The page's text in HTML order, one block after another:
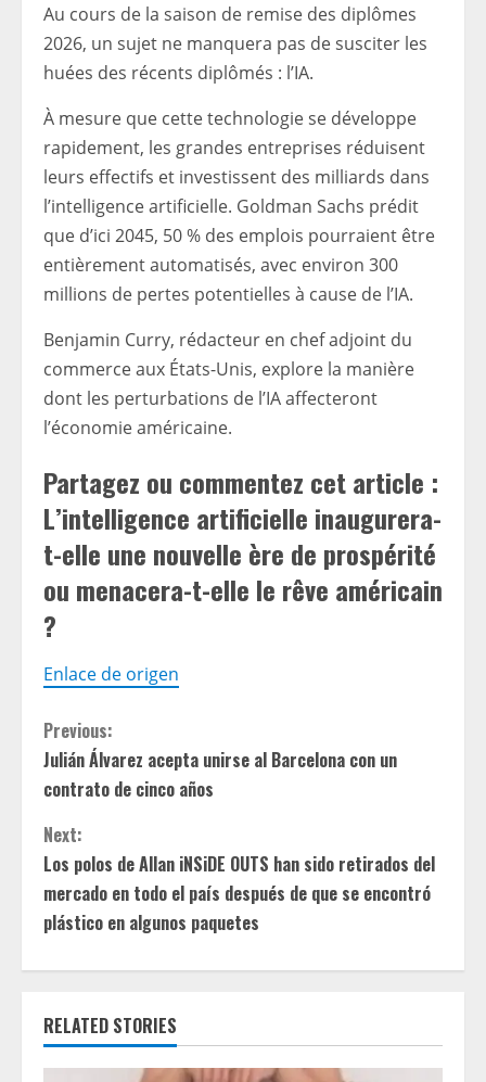
Au cours de la saison de remise des diplômes
2026, un sujet ne manquera pas de susciter les
huées des récents diplômés : l’IA.
À mesure que cette technologie se développe
rapidement, les grandes entreprises réduisent
leurs effectifs et investissent des milliards dans
l’intelligence artificielle. Goldman Sachs prédit
que d’ici 2045, 50 % des emplois pourraient être
entièrement automatisés, avec environ 300
millions de pertes potentielles à cause de l’IA.
Benjamin Curry, rédacteur en chef adjoint du
commerce aux États-Unis, explore la manière
dont les perturbations de l’IA affecteront
l’économie américaine.
Partagez ou commentez cet article :
L’intelligence artificielle inaugurera-
t-elle une nouvelle ère de prospérité
ou menacera-t-elle le rêve américain
?
Enlace de origen
C
o
n
t
i
n
u
e
Previous:
Julián Álvarez acepta unirse al Barcelona con un
contrato de cinco años
Next:
Los polos de Allan iNSiDE OUTS han sido retirados del
mercado en todo el país después de que se encontró
plástico en algunos paquetes
RELATED STORIES